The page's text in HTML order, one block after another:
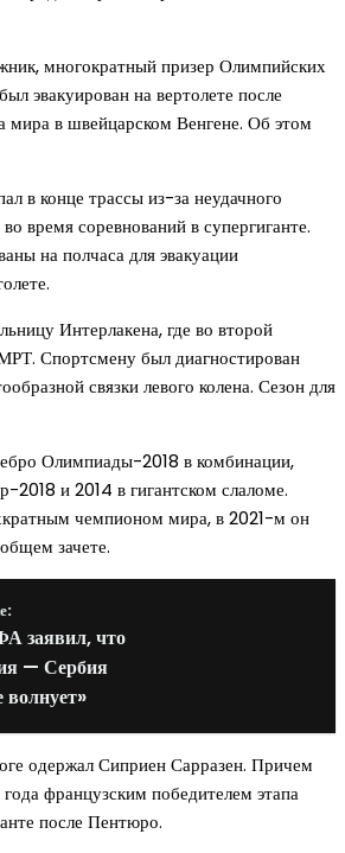
многократный призер Олимпийских
эвакуирован на вертолете после
мира в швейцарском Венгене. Об этом
в конце трассы из-за неудачного
время соревнований в супергиганте.
на полчаса для эвакуации
Интерлакена, где во второй
Спортсмену был диагностирован
связки левого колена. Сезон для
Олимпиады-2018 в комбинации,
2018 и 2014 в гигантском слаломе.
чемпионом мира, в 2021-м он
зачете.
заявил, что
— Сербия
волнует»
одержал Сиприен Сарразен. Причем
французским победителем этапа
после Пентюро.